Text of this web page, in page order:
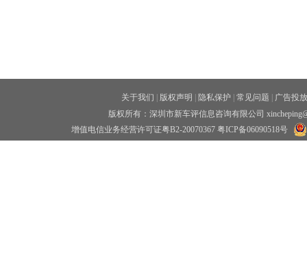
关于我们 版权声明 隐私保护 常见问题
广告投放
版权所有：深圳市新车评信息咨询有限公司
增值电信业务经营许可证粤B2-20070367 粤ICP备06090518号